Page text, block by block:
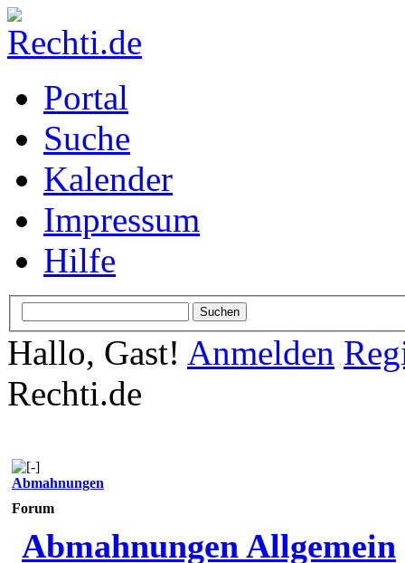
Portal
Suche
Kalender
Impressum
Hilfe
Hallo, Gast! Anmelden
Rechti.de
Abmahnungen
Forum
Abmahnungen Allgemein